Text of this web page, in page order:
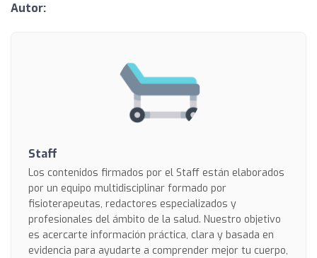
Autor:
Staff
Los contenidos firmados por el Staff están elaborados
por un equipo multidisciplinar formado por
fisioterapeutas, redactores especializados y
profesionales del ámbito de la salud. Nuestro objetivo
es acercarte información práctica, clara y basada en
evidencia para ayudarte a comprender mejor tu cuerpo,